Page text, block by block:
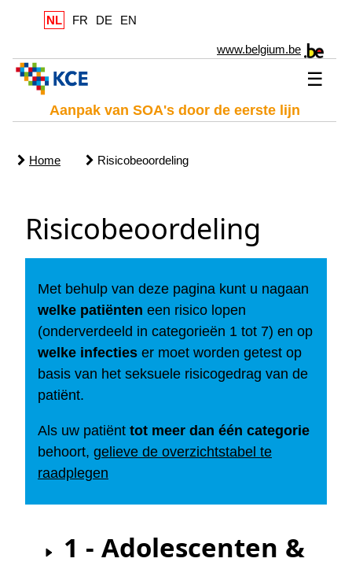
NL FR DE EN
www.belgium.be
☰
Aanpak van SOA's door de eerste lijn
Home Risicobeoordeling
Risicobeoordeling
Met behulp van deze pagina kunt u nagaan
welke patiënten een risico lopen
(onderverdeeld in categorieën 1 tot 7) en op
welke infecties er moet worden getest op
basis van het seksuele risicogedrag van de
patiënt.
Als uw patiënt tot meer dan één categorie
behoort, gelieve de overzichtstabel te
raadplegen